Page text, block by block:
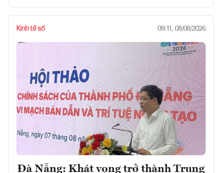
Kinh tế số 09:11, 08/08/2026
Đà Nẵng: Khát vọng trở thành Trung